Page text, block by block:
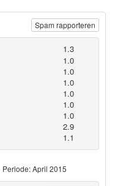
1.3
1.0
1.0
1.0
1.0
1.0
1.0
2.9
1.1
Periode: April 2015
Spam rapporteren